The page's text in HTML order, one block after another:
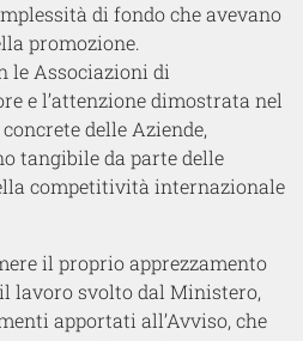
di fondo che avevano
promozione.
le Associazioni di
e l’attenzione dimostrata nel
delle Aziende,
tangibile da parte delle
competitività internazionale
il proprio apprezzamento
lavoro svolto dal Ministero,
apportati all’Avviso, che